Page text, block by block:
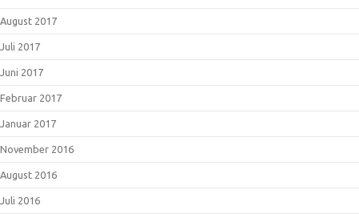
August 2017
Juli 2017
Juni 2017
Februar 2017
Januar 2017
November 2016
August 2016
Juli 2016